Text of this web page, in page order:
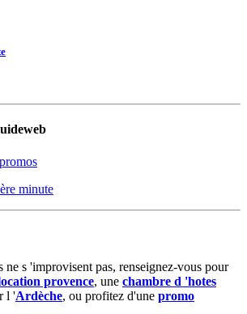
minute
ne s 'improvisent pas, renseignez-vous pour
provence, une chambre d 'hotes
l 'Ardèche, ou profitez d'une promo